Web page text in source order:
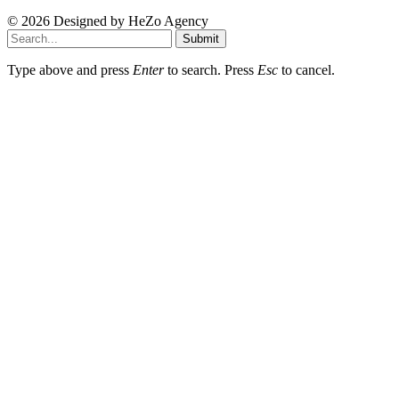
© 2026 Designed by HeZo Agency
Submit
Type above and press Enterto search. Press Esc to cancel.